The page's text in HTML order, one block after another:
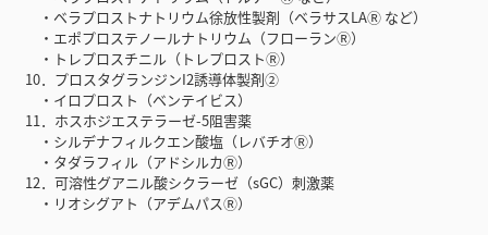
・ベラプロストナトリウム徐放性製剤（ベラサスLAⓇ など）
・エポプロステノールナトリウム（フローランⓇ）
・トレプロスチニル（トレプロストⓇ）
10．プロスタグランジンI2誘導体製剤②
・イロプロスト（ベンテイビス）
11．ホスホジエステラーゼ-5阻害薬
・シルデナフィルクエン酸塩（レバチオⓇ）
・タダラフィル（アドシルカⓇ）
12．可溶性グアニル酸シクラーゼ（sGC）刺激薬
・リオシグアト（アデムパスⓇ）